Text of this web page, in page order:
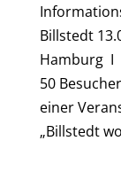
Billstedt
Hamburg I
50
einer
„Billstedt